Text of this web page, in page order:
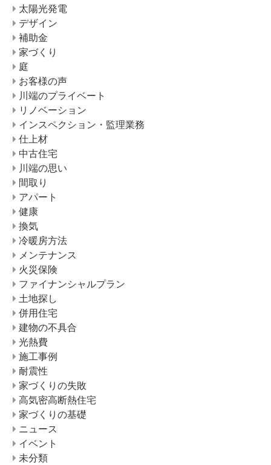
太陽光発電
デザイン
補助金
家づくり
庭
お客様の声
川端のプライベート
リノベーション
インスペクション・監理業務
仕上材
中古住宅
川端の思い
間取り
アパート
健康
換気
冷暖房方法
メンテナンス
火災保険
ファイナンシャルプラン
土地探し
併用住宅
建物の不具合
光熱費
施工事例
耐震性
家づくりの失敗
高気密高断熱住宅
家づくりの基礎
ニュース
イベント
未分類